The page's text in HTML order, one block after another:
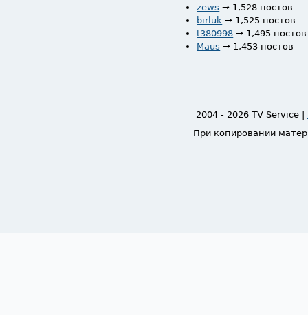
zews → 1,528 постов
birluk → 1,525 постов
t380998 → 1,495 постов
Maus → 1,453 постов
2004 - 2026 TV Service |
При копировании